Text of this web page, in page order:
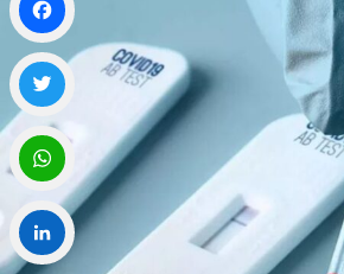
Facebook
Twitter
WhatsApp